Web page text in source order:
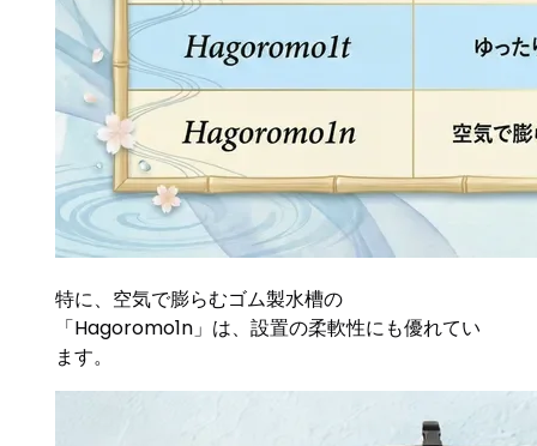
特に、空気で膨らむゴム製水槽の
「Hagoromo1n」は、設置の柔軟性にも優れてい
ます。